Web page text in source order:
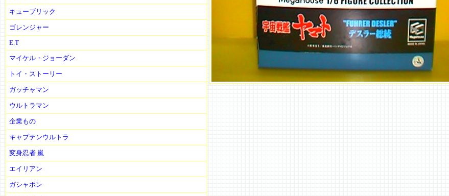
キューブリック
ゴレンジャー
E.T
マイケル・ジョーダン
トイ・ストーリー
ガッチャマン
ウルトラマン
企業もの
キャプテンウルトラ
変身忍者 嵐
エイリアン
ガシャポン